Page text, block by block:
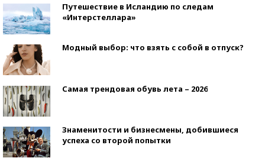
Путешествие в Исландию по следам
«Интерстеллара»
Модный выбор: что взять с собой в отпуск?
Самая трендовая обувь лета – 2026
Знаменитости и бизнесмены, добившиеся
успеха со второй попытки